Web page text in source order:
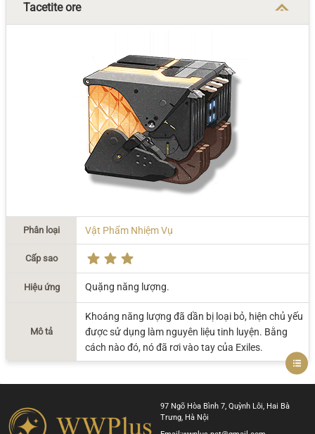
Tacetite ore
Phân loại Vật Phẩm Nhiệm Vụ
Cấp sao
Hiệu ứng Quặng năng lượng.
Mô tả
Khoáng năng lượng đã dần bị loại bỏ, hiện chủ yếu
được sử dụng làm nguyên liệu tinh luyện. Bằng
cách nào đó, nó đã rơi vào tay của Exiles.
97 Ngõ Hòa Bình 7, Quỳnh Lôi, Hai Bà
Trưng, Hà Nội